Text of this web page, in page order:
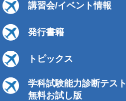
講習会/イベント情報
発行書籍
トピックス
学科試験能力診断テスト
無料お試し版